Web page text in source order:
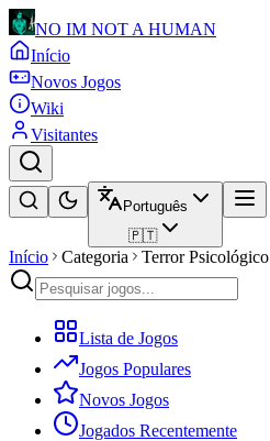
NO IM NOT A HUMAN
Início
Novos Jogos
Wiki
Visitantes
Português
🇵🇹
Início Categoria Terror Psicológico
Lista de Jogos
Jogos Populares
Novos Jogos
Jogados Recentemente